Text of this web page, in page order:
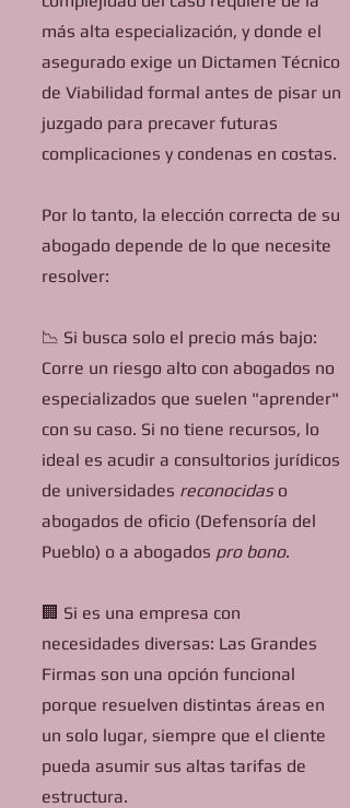
más alta especialización, y donde el
asegurado exige un Dictamen Técnico
de Viabilidad formal antes de pisar un
juzgado para precaver futuras
complicaciones y condenas en costas.
Por lo tanto, la elección correcta de su
abogado depende de lo que necesite
resolver:
📉 Si busca solo el precio más bajo:
Corre un riesgo alto con abogados no
especializados que suelen "aprender"
con su caso. Si no tiene recursos, lo
ideal es acudir a consultorios jurídicos
de universidades reconocidaso
abogados de oficio (Defensoría del
Pueblo) o a abogados pro bono.
🏢 Si es una empresa con
necesidades diversas: Las Grandes
Firmas son una opción funcional
porque resuelven distintas áreas en
un solo lugar, siempre que el cliente
pueda asumir sus altas tarifas de
estructura.